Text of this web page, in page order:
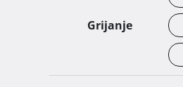
Grijanje